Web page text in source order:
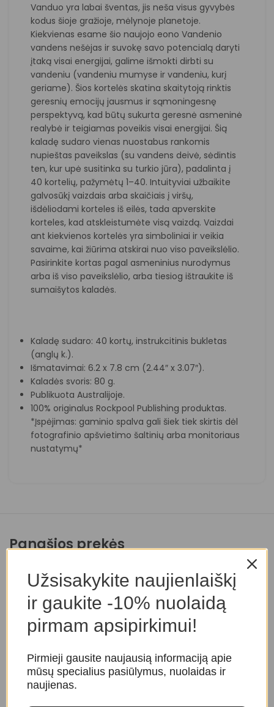
Vanduo yra labai šventas, jis neša visus gyvybės
kodus šioje gražioje, mėlynoje planetoje.
Kiekvienas esame šio naujojo eono Vandenio
vandens nešėjas ir suvokę savo potencialą daryti
įtaką visai energijai, galime išmokti dirbti su
vandeniu (vandeniu mumyse ir vandeniu, kurį
geriame). Šios kortelės skatina skaitytoją rinktis
geresnių emocijų jausmus ir sąmoningesnę
perspektyvą, kad būtų sukurta geresnė asmeninė
realybė ir teigiamas poveikis visai energijai. Šią
kaladę sudaro vienas nuostabus rankomis
nupieštas paveikslas (su vandens deivė, sėdintis
ten, kur upė susitinka su turkio jūra), padalinta į
40 kortelių, pažymėtų 1–40. Intuityviai užbaikite
galvosūkį vaizdais arba skaičiais į viršų,
išdėliodami korteles iš eilės, tada apverskite
korteles, kad atskleistumėte visą vaizdą. Vaizdai
ant kiekvienos kortelės yra simboliniai ir veikia
savaime, kai žiūrima atskirai nuo viso paveikslėlio.
Pasirinkite kortas pagal asmeninius nurodymus
arba iš viso paveikslėlio, arba tiesiog ištraukite iš
sumaišytos kaladės.
Kaladę sudaro: 40 kortų, instrukcitinis bukletas
(anglų k.).
Išmatavimai: 6.2 x 7.8 cm (2.44″ x 3.07″).
Kaladės svoris: 80 g.
Publikuota Australijoje.
100% originalus Rockpool Publishing produktas.
*Įspėjimas: gaminio spalva gali šiek tiek skirtis dėl
fotografinio apšvietimo šaltinių arba monitoriaus
nustatymų*
Panašios prekės
Taro Kortos Harmonious
Užsisakykite naujienlaiškį
ir gaukite -10% nuolaidą
pirmam apsipirkimui!
Pirmieji gausite naujausią informaciją apie
mūsų specialius pasiūlymus, nuolaidas ir
naujienas.